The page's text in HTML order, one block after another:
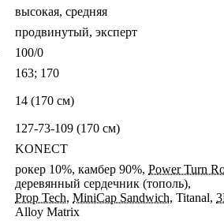
высокая, средняя
продвинутый, эксперт
100/0
163; 170
14 (170 см)
127-73-109 (170 см)
KONECT
рокер 10%, камбер 90%, Power Turn
деревянный сердечник (тополь),
Prop Tech, MiniCap Sandwich, Titanal,
Alloy Matrix